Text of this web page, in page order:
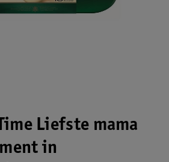
Liefste mama
in